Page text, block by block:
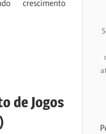
crescimento
de Jogos